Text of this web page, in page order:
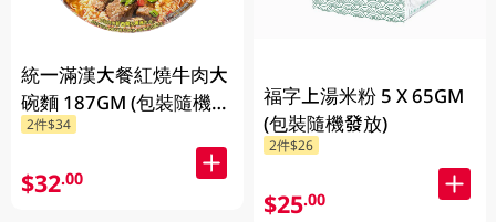
統一滿漢大餐紅燒牛肉大
碗麵 187GM (包裝隨機發
放)
2件$34
$32.00
福字上湯米粉 5 X 65GM
(包裝隨機發放)
2件$26
$25.00